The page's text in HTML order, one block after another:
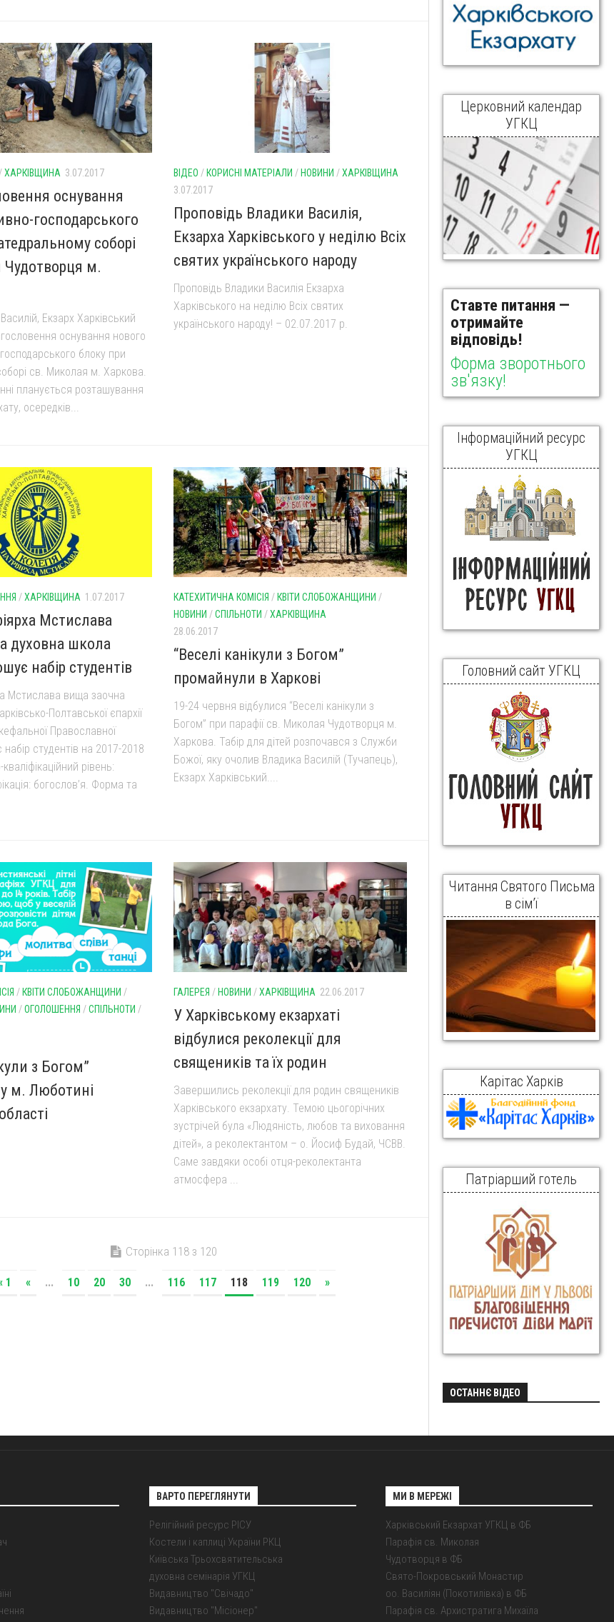
/ХАРКІВЩИНА 3.07.2017
оснування
господарського
соборі
м.
Екзарх Харківський
оснування нового
блоку при
св. Миколая м. Харкова.
планується розташування
осередків...
ВІДЕО /КОРИСНІ МАТЕРІАЛИ /НОВИНИ /ХАРКІВЩИНА
3.07.2017
Проповідь Владики Василія,
Екзарха Харківського у неділю Всіх
святих українського народу
Проповідь Владики Василія Екзарха
Харківського на неділю Всіх святих
українського народу! – 02.07.2017 р.
/ХАРКІВЩИНА 1.07.2017
Мстислава
духовна школа
набір студентів
Мстислава вища заочна
Полтавської єпархії
Православної
студентів на 2017-2018
рівень:
богослов’я. Форма та
КАТЕХИТИЧНА КОМІСІЯ / КВІТИ СЛОБОЖАНЩИНИ /
НОВИНИ /СПІЛЬНОТИ /ХАРКІВЩИНА
28.06.2017
“Веселі канікули з Богом”
промайнули в Харкові
19-24 червня відбулися “Веселі канікули з
Богом” при парафії св. Миколая Чудотворця м.
Харкова. Табір для дітей розпочався з Служби
Божої, яку очолив Владика Василій (Тучапець),
Екзарх Харківський....
/ КВІТИ СЛОБОЖАНЩИНИ /
/ОГОЛОШЕННЯ /СПІЛЬНОТИ /
з Богом”
у м. Люботині
ГАЛЕРЕЯ / НОВИНИ /ХАРКІВЩИНА 22.06.2017
У Харківському екзархаті
відбулися реколекції для
священиків та їх родин
Завершились реколекції для родин священиків
Харківського екзархату. Темою цьогорічних
зустрічей була «Людяність, любов та виховання
дітей», а реколектантом – о. Йосиф Будай, ЧСВВ.
Саме завдяки особі отця-реколектанта
атмосфера ...
Сторінка 118 з 120
1 « ... 10 20 30 ... 116 117 118 119 120 »
Церковний календар
УГКЦ
Ставте питання —
отримайте
відповідь!
Форма зворотнього
зв'язку!
Інформаційний ресурс
УГКЦ
Головний сайт УГКЦ
Читання Святого Письма
в сім’ї
Карітас Харків
Патріарший готель
ОСТАННЄ ВІДЕО
ВАРТО ПЕРЕГЛЯНУТИ
Релігійний ресурс РІСУ
Костели і каплиці України РКЦ
Київська Трьохсвятительська
духовна семінарія УГКЦ
Видавництво "Свічадо"
Видавництво "Місіонер"
МИ В МЕРЕЖІ
Харківський Екзархат УГКЦ в ФБ
Парафія св. Миколая
Чудотворця в ФБ
Свято-Покровський Монастир
оо. Василіян (Покотилівка) в ФБ
Парафія св. Архистратига Михаїла